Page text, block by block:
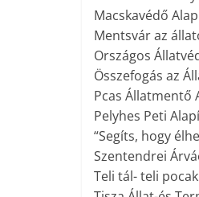
Macskavédő
Mentsvár az
Országos
Összefogás az
Pcas Állatmentő
Pelyhes Peti
“Segíts, hogy
Szentendrei
Teli tál- teli